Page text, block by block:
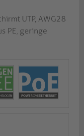
UTP, AWG28
PE, geringe